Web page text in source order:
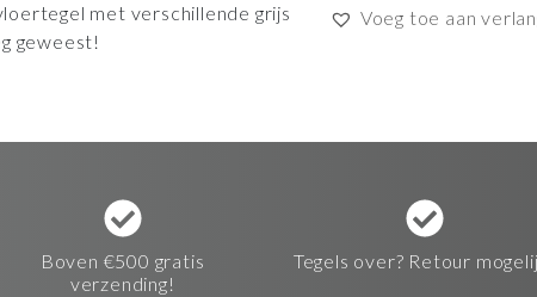
met verschillende grijs
geweest!
Voeg toe aan
Boven €500 gratis
verzending!
Tegels over? Retour